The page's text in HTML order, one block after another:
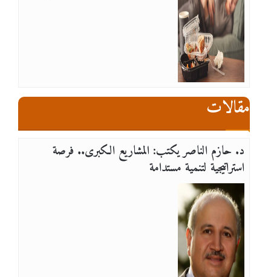
مقالات
د. حازم الناصر يكتب: المشاريع الكبرى.. فرصة
استراتيجية لتنمية مستدامة